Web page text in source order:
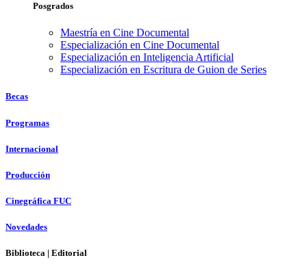
Posgrados
Maestría en Cine Documental
Especialización en Cine Documental
Especialización en Inteligencia Artificial
Especialización en Escritura de Guion de Series
Becas
Programas
Internacional
Producción
Cinegráfica FUC
Novedades
Biblioteca | Editorial